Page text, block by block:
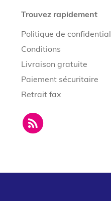
Trouvez rapidement
Politique de
Conditions
Livraison gratuite
Paiement sécuritaire
Retrait fax